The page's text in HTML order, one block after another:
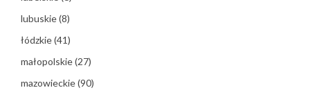
lubuskie(8)
łódzkie(41)
małopolskie(27)
mazowieckie(90)